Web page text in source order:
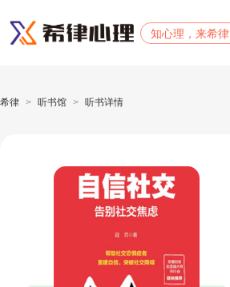
知心理，来希律
希律 > 听书馆 > 听书详情